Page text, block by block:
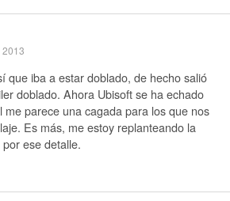
que iba a estar doblado, de hecho salió
doblado. Ahora Ubisoft se ha echado
me parece una cagada para los que nos
Es más, me estoy replanteando la
ese detalle.